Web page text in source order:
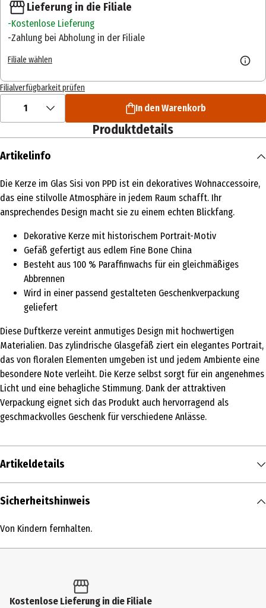
Lieferung in die Filiale
Kostenlose Lieferung
Zahlung bei Abholung in der Filiale
Filiale wählen
Filialverfügbarkeit prüfen
1 In den Warenkorb
Produktdetails
Artikelinfo
Die Kerze im Glas Sisi von PPD ist ein dekoratives Wohnaccessoire,
das eine stilvolle Atmosphäre in jedem Raum schafft. Ihr
ansprechendes Design macht sie zu einem echten Blickfang.
Dekorative Kerze mit historischem Portrait-Motiv
Gefäß gefertigt aus edlem Fine Bone China
Besteht aus 100 % Paraffinwachs für ein gleichmäßiges
Abbrennen
Wird in einer passend gestalteten Geschenkverpackung
geliefert
Diese Duftkerze vereint anmutiges Design mit hochwertigen
Materialien. Das zylindrische Glasgefäß ziert ein elegantes Portrait,
das von floralen Elementen umgeben ist und jedem Ambiente eine
besondere Note verleiht. Die Kerze selbst sorgt für ein angenehmes
Licht und eine behagliche Stimmung. Dank der attraktiven
Verpackung eignet sich das Produkt auch hervorragend als
geschmackvolles Geschenk für verschiedene Anlässe.
Artikeldetails
Inhalt
Produkttyp
7 cm
Sicherheitshinweis
Von Kindern fernhalten.
Kostenlose Lieferung in die Filiale